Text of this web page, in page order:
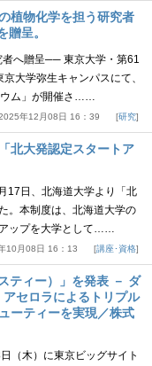
植物化学を担う研究者
贈呈。
へ贈呈── 東京大学・第61
大学弥生キャンパスにて、
ム」が開催さ……
年12月08日 16：39 研究
北大発認定スタートア
17日、北海道大学より「北
。本制度は、北海道大学の
ップを大学として……
10月08日 16：13 講座･資格
ティー）」を発表 － ダ
セロラによるトリプル
ーティーを実現／株式
（木）に東京ビッグサイト